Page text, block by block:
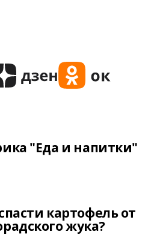
"Еда и напитки"
картофель от
жука?